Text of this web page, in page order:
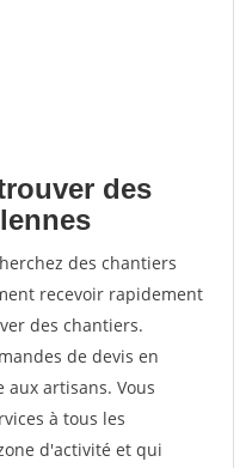
des
des chantiers
recevoir rapidement
des chantiers.
de devis en
artisans. Vous
à tous les
d'activité et qui